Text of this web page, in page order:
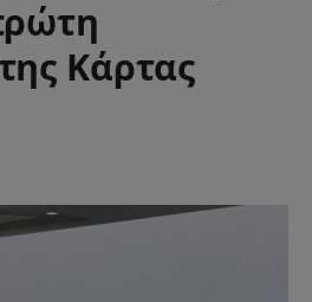
Κάρτας